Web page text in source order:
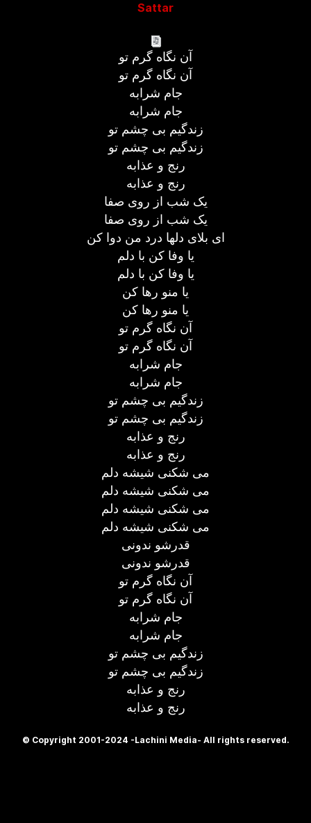
Sattar
آن نگاه گرم تو
آن نگاه گرم تو
جام شرابه
جام شرابه
زندگیم بی چشم تو
زندگیم بی چشم تو
رنج و عذابه
رنج و عذابه
یک شب از روی صفا
یک شب از روی صفا
ای بلای دلها درد من دوا کن
یا وفا کن با دلم
یا وفا کن با دلم
یا منو رها کن
یا منو رها کن
آن نگاه گرم تو
آن نگاه گرم تو
جام شرابه
جام شرابه
زندگیم بی چشم تو
زندگیم بی چشم تو
رنج و عذابه
رنج و عذابه
می شکنی شیشه دلم
می شکنی شیشه دلم
می شکنی شیشه دلم
می شکنی شیشه دلم
قدرشو ندونی
قدرشو ندونی
آن نگاه گرم تو
آن نگاه گرم تو
جام شرابه
جام شرابه
زندگیم بی چشم تو
زندگیم بی چشم تو
رنج و عذابه
رنج و عذابه
© Copyright 2001-2024 -Lachini Media- All rights reserved.